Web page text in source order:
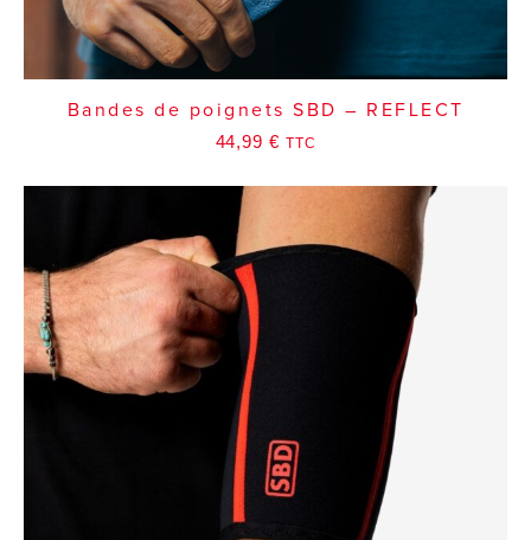
Bandes de poignets SBD – REFLECT
44,99 € TTC